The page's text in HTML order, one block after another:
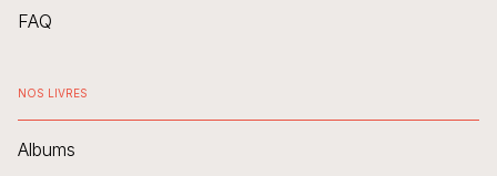
FAQ
NOS LIVRES
Albums